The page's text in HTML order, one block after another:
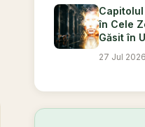
în Cele
Găsit în
27 Jul 2026